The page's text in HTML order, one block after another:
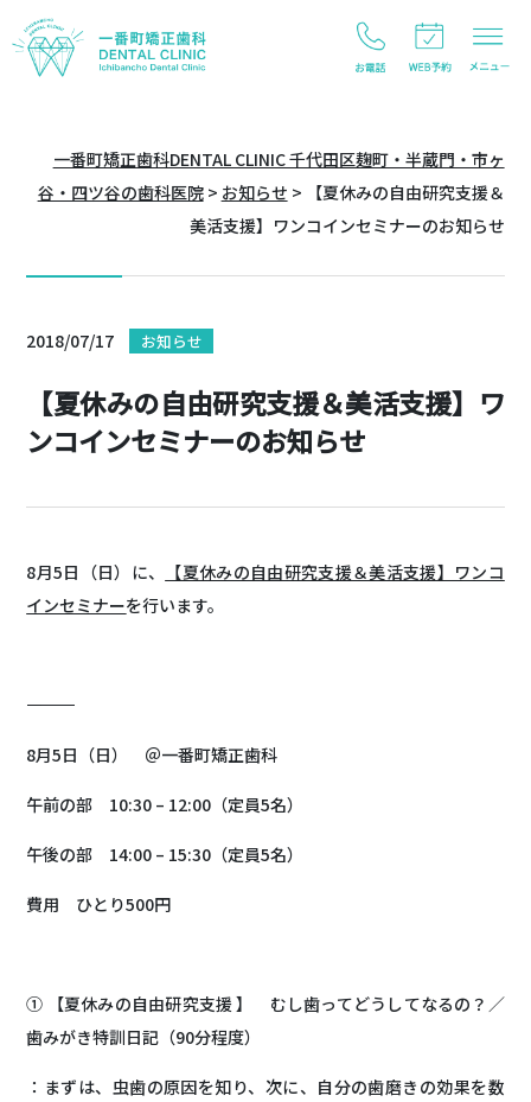
一番町矯正歯科DENTAL CLINIC 千代田区麹町・半蔵門・市ヶ
谷・四ツ谷の歯科医院> お知らせ >
【夏休みの自由研究支援＆
美活支援】ワンコインセミナーのお知らせ
2018/07/17 お知らせ
【夏休みの自由研究支援＆美活支援】ワ
ンコインセミナーのお知らせ
8月5日（日）に、
【夏休みの自由研究支援＆美活支援】ワンコ
インセミナーを行います。
―――――――――――――
8月5日（日） ＠一番町矯正歯科
午前の部 10:30 – 12:00（定員5名）
午後の部 14:00 – 15:30（定員5名）
費用 ひとり500円
① 【夏休みの自由研究支援 】 むし歯ってどうしてなるの？／
歯みがき特訓日記（90分程度）
：まずは、虫歯の原因を知り、次に、自分の歯磨きの効果を数